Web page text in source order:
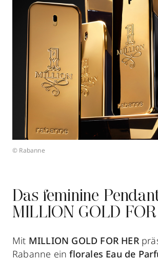
© Rabanne
Das feminine
MILLION GOLD
Mit MILLION GOLD FOR HER
Rabanne einflorales Eau de